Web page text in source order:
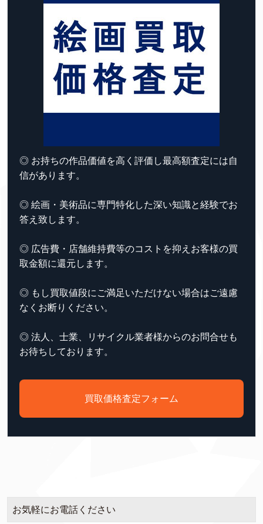
◎ お持ちの作品価値を高く評価し最高額査定には自
信があります。
◎ 絵画・美術品に専門特化した深い知識と経験でお
答え致します。
◎ 広告費・店舗維持費等のコストを抑えお客様の買
取金額に還元します。
◎ もし買取値段にご満足いただけない場合はご遠慮
なくお断りください。
◎ 法人、士業、リサイクル業者様からのお問合せも
お待ちしております。
買取価格査定フォーム
お気軽にお電話ください